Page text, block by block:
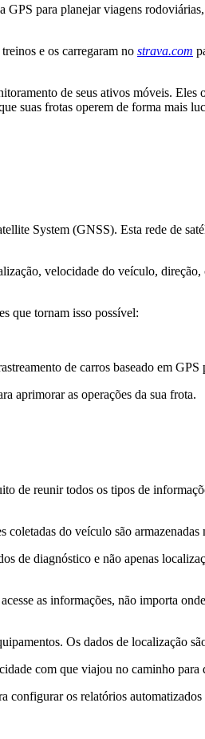
para planejar viagens
e os carregaram no strava.com
de seus ativos móveis. Eles
suas frotas operem de forma mais
System (GNSS). Esta rede de
velocidade do veículo,
que tornam isso possível:
de carros baseado em GPS
aprimorar as operações da sua frota.
de reunir todos os tipos de
coletadas do veículo são
de diagnóstico e não apenas
as informações, não importa
Os dados de localização
com que viajou no caminho
os relatórios